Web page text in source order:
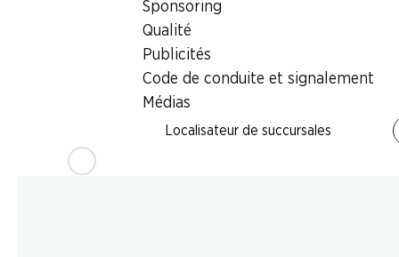
Sponsoring
Qualité
Publicités
Code de conduite et signalement
Médias
Localisateur de succursales